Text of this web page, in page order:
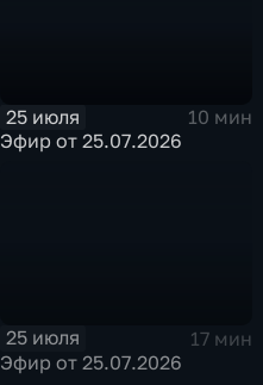
25 июля
10 мин
Эфир от 25.07.2026
25 июля
17 мин
Эфир от 25.07.2026